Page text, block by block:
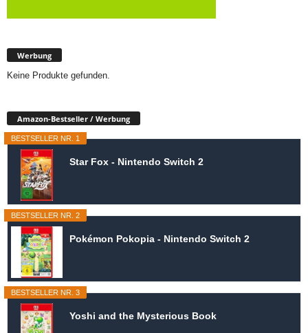
Werbung
Keine Produkte gefunden.
Amazon-Bestseller / Werbung
BESTSELLER NR. 1
Star Fox - Nintendo Switch 2
BESTSELLER NR. 2
Pokémon Pokopia - Nintendo Switch 2
BESTSELLER NR. 3
Yoshi and the Mysterious Book